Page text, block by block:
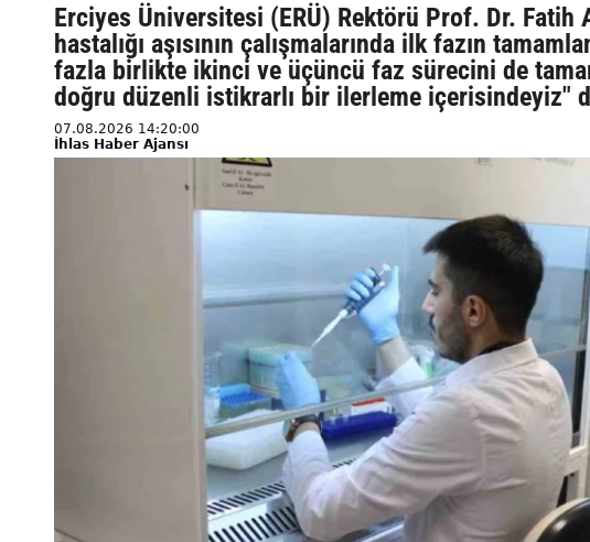
Erciyes Üniversitesi (ERÜ) Rektörü Prof. Dr. Fatih
hastalığı aşısının çalışmalarında ilk fazın
fazla birlikte ikinci ve üçüncü faz sürecini de
doğru düzenli istikrarlı bir ilerleme içerisindeyiz"
07.08.2026 14:20:00
İhlas Haber Ajansı